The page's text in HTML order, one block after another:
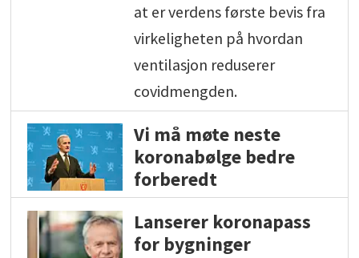
at er verdens første bevis fra
virkeligheten på hvordan
ventilasjon reduserer
covidmengden.
Vi må møte neste
koronabølge bedre
forberedt
Lanserer koronapass
for bygninger